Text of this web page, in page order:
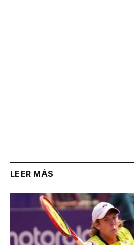
LEER MÁS